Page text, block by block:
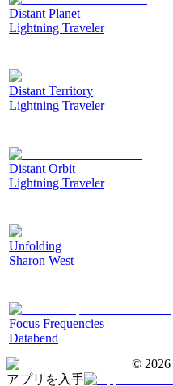
Distant Planet
Lightning Traveler
Distant Territory
Lightning Traveler
Distant Orbit
Lightning Traveler
Unfolding
Sharon West
Focus Frequencies
Databend
© 2026
アプリを入手